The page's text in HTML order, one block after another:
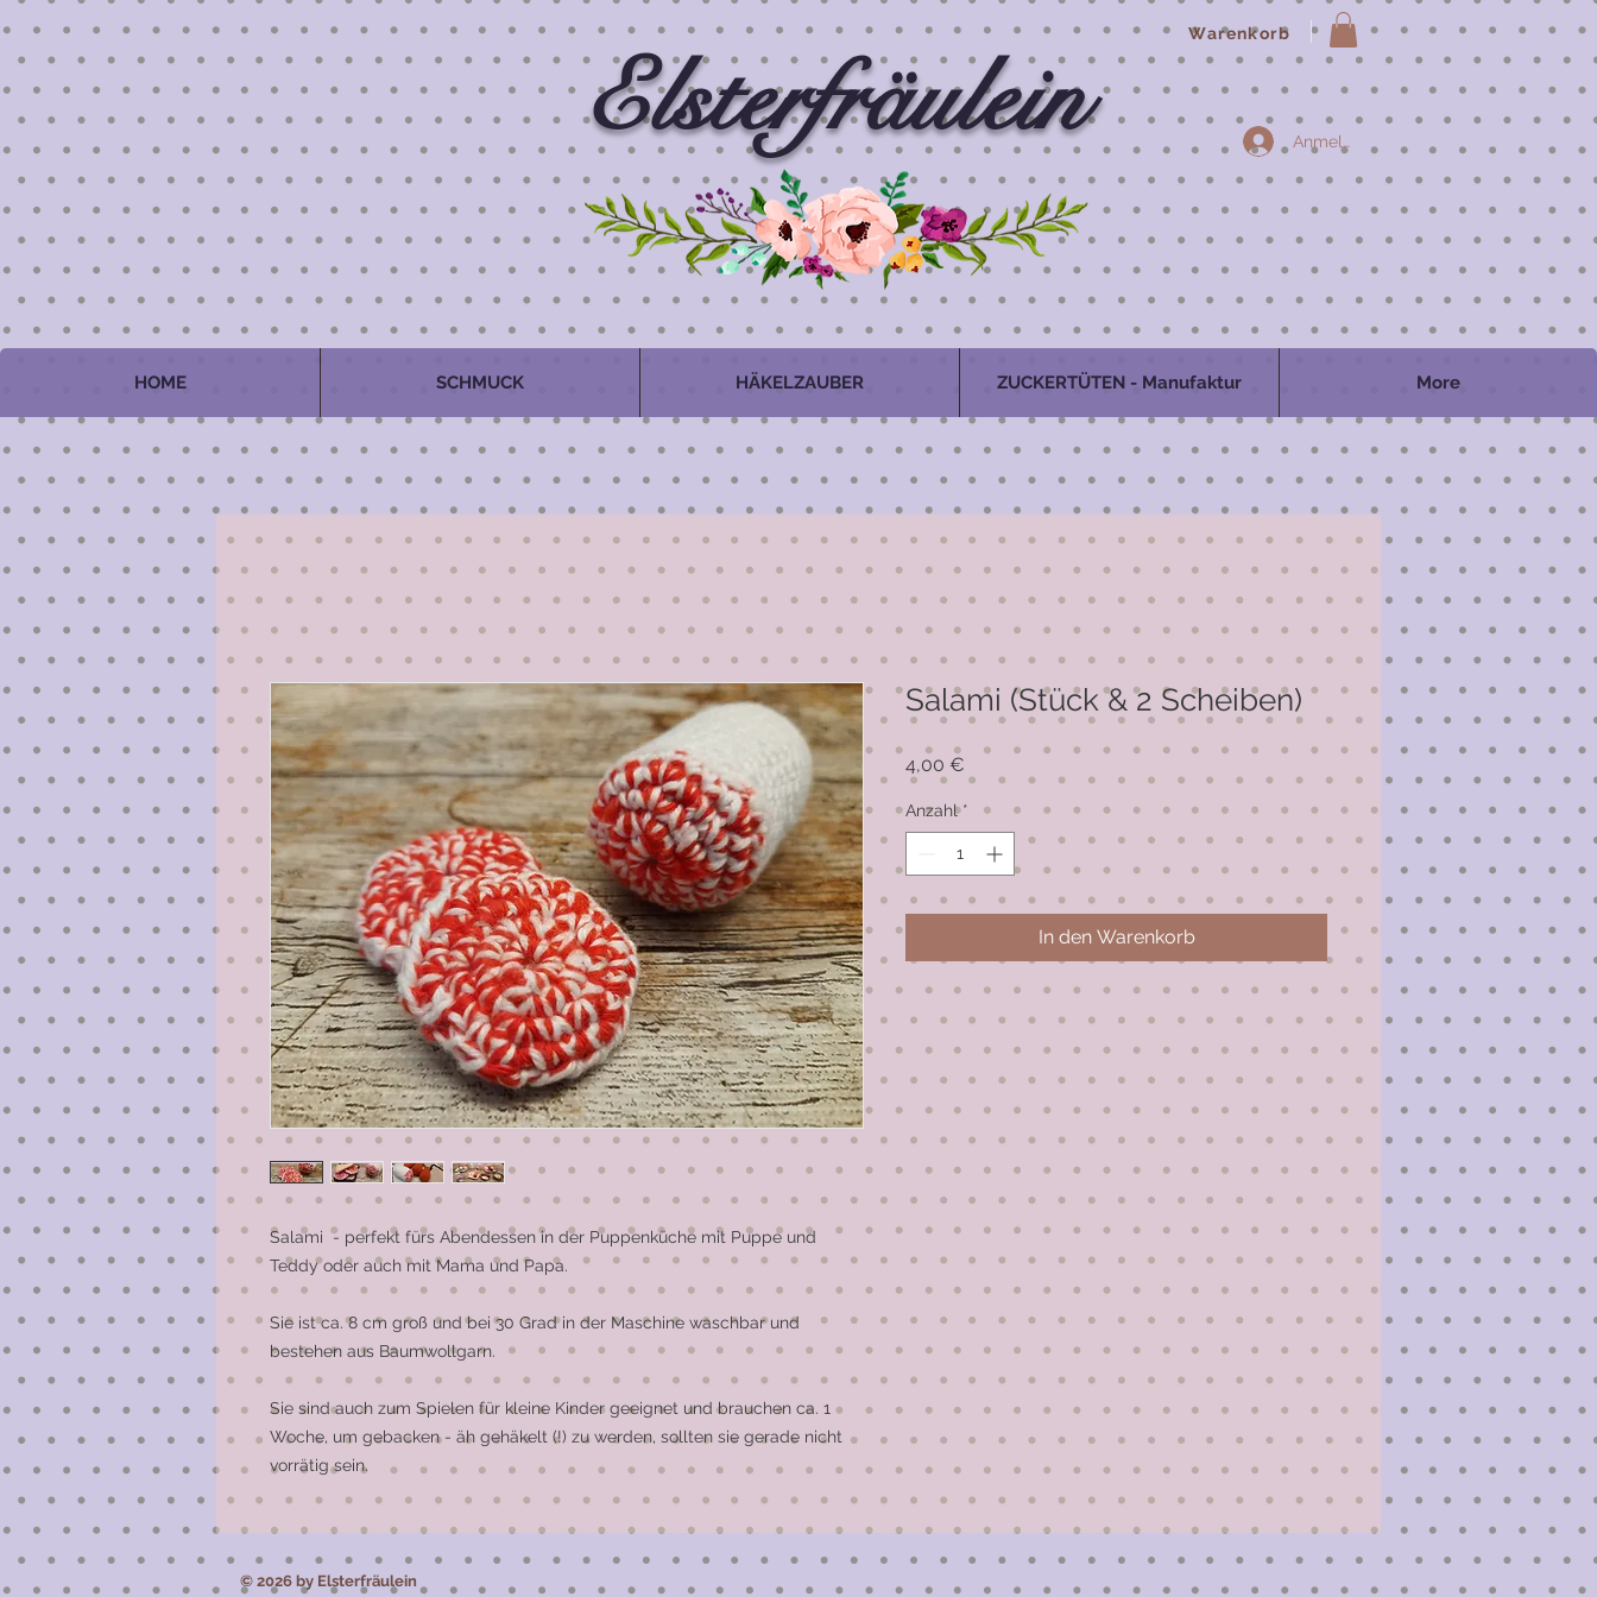
Warenkorb
Elsterfräulein
HOME SCHMUCK HÄKELZAUBER ZUCKERTÜTEN - Manufaktur More
Anmelden
Salami  - perfekt fürs Abendessen in der Puppenküche mit Puppe und
Teddy oder auch mit Mama und Papa.
Sie ist ca. 8 cm groß und bei 30 Grad in der Maschine waschbar und
bestehen aus Baumwollgarn.
Sie sind auch zum Spielen für kleine Kinder geeignet und brauchen ca. 1
Woche, um gebacken - äh gehäkelt (!) zu werden, sollten sie gerade nicht
vorrätig sein.
Salami (Stück & 2 Scheiben)
4,00 €
Anzahl *
In den Warenkorb
© 2026 by Elsterfräulein